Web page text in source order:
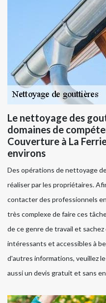
Le nettoyage des
domaines de
Couverture à La
environs
Des opérations de nettoyage
réaliser par les propriétaires.
contacter des professionnels
très complexe de faire ces
de ce genre de travail et
intéressants et accessibles à
d'autres informations, veuillez
aussi un devis gratuit et sans